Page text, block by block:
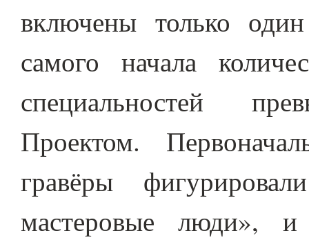
включены только
самого начала
специальностей
Проектом.
гравёры
мастеровые люди»,